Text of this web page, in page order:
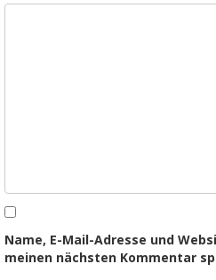
Name, E-Mail-Adresse und
meinen nächsten Kommentar